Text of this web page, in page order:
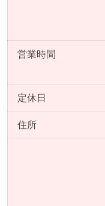
営業時間
定休日
住所